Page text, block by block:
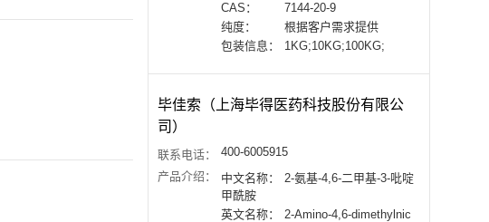
CAS：
7144-20-9
纯度：
根据客户需求提供
包装信息：
1KG;10KG;100KG;
毕佳索（上海毕得医药科技股份有限公
司）
联系电话：
400-6005915
产品介绍：
中文名称：
2-氨基-4,6-二甲基-3-吡啶
甲酰胺
英文名称：
2-Amino-4,6-dimethylnic